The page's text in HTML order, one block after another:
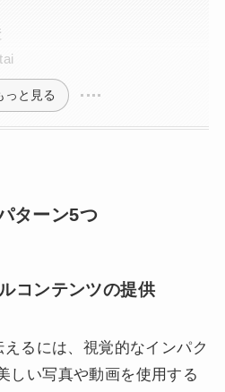
っと見る
ターン5つ
コンテンツの提供
るには、視覚的なインパク
しい写真や動画を使用する